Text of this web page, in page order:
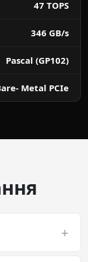
47 TOPS
346 GB/s
Pascal (GP102)
Metal PCIe
+